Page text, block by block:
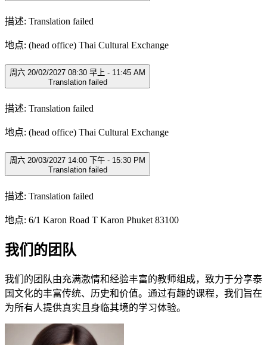
描述: Translation failed
地点: (head office) Thai Cultural Exchange
周六 20/02/2027 08:30 早上 - 11:45 AM
Translation failed
描述: Translation failed
地点: (head office) Thai Cultural Exchange
周六 20/03/2027 14:00 下午 - 15:30 PM
Translation failed
描述: Translation failed
地点: 6/1 Karon Road T Karon Phuket 83100
我们的团队
我们的团队由充满激情和经验丰富的教师组成，致力于分享泰
国文化的丰富传统、历史和价值。通过有趣的课程，我们旨在
为所有人提供真实且身临其境的学习体验。